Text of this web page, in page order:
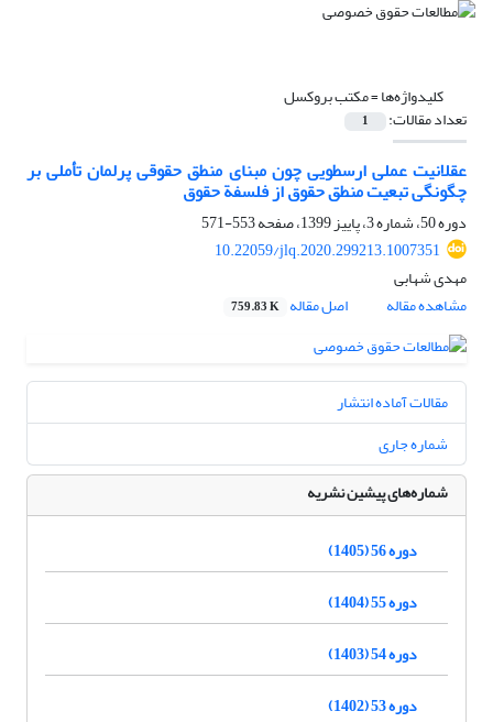
کلیدواژه‌ها =مکتب بروکسل
تعداد مقالات: 1
عقلانیت عملی ارسطویی چون مبنای منطق حقوقی پرلمان تأملی بر
چگونگی تبعیت منطق حقوق از فلسفة حقوق
دوره 50، شماره 3، پاییز 1399، صفحه
553-571
10.22059/jlq.2020.299213.1007351
مهدی شهابی
مشاهده مقاله
اصل مقاله 759.83 K
مقالات آماده انتشار
شماره جاری
شماره‌های پیشین نشریه
دوره 56 (1405)
دوره 55 (1404)
دوره 54 (1403)
دوره 53 (1402)